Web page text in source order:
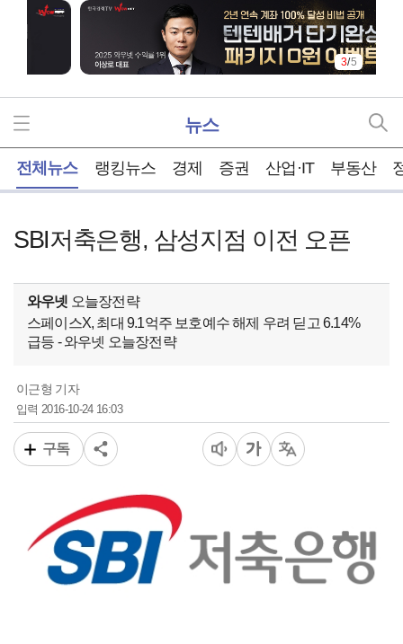
3/5
뉴스
전체뉴스 랭킹뉴스 경제 증권 산업·IT 부동산
SBI저축은행, 삼성지점 이전 오픈
와우넷 오늘장전략
스페이스X, 최대 9.1억주 보호예수 해제 우려 딛고 6.14%
급등 - 와우넷 오늘장전략
이근형 기자
입력2016-10-24 16:03
구독